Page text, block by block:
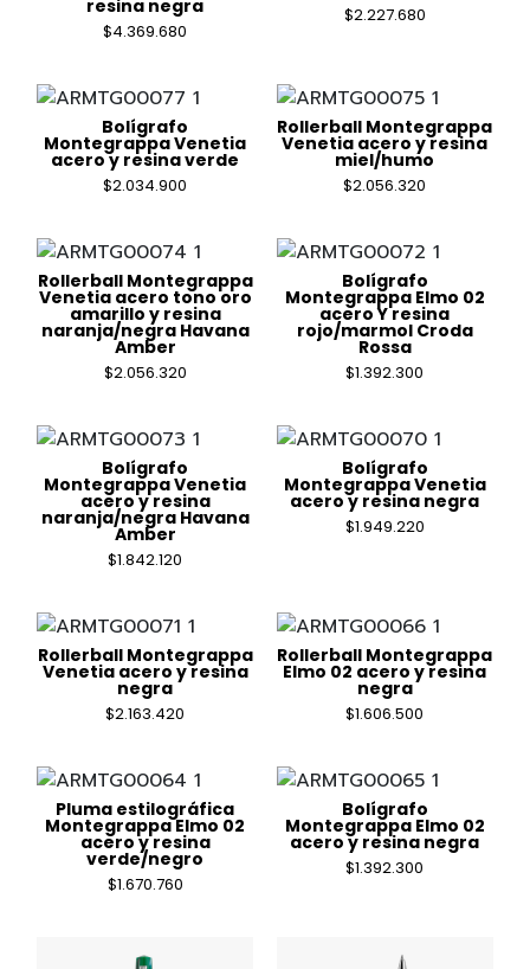
resina negra
$4.369.680
$2.227.680
Bolígrafo
Montegrappa Venetia
acero y resina verde
$2.034.900
Rollerball Montegrappa
Venetia acero y resina
miel/humo
$2.056.320
Rollerball Montegrappa
Venetia acero tono oro
amarillo y resina
naranja/negra Havana
Amber
$2.056.320
Bolígrafo
Montegrappa Elmo 02
acero Y resina
rojo/marmol Croda
Rossa
$1.392.300
Bolígrafo
Montegrappa Venetia
acero y resina
naranja/negra Havana
Amber
$1.842.120
Bolígrafo
Montegrappa Venetia
acero y resina negra
$1.949.220
Rollerball Montegrappa
Venetia acero y resina
negra
$2.163.420
Rollerball Montegrappa
Elmo 02 acero y resina
negra
$1.606.500
Pluma estilográfica
Montegrappa Elmo 02
acero y resina
verde/negro
$1.670.760
Bolígrafo
Montegrappa Elmo 02
acero y resina negra
$1.392.300